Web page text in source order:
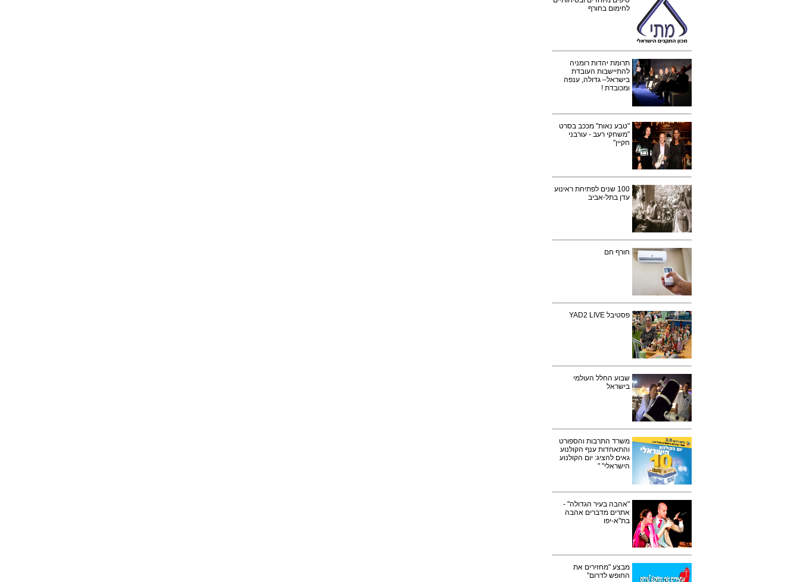
לחימום בחורף
תרומת יהדות רומניה
להתיישבות העובדת
בישראל– גדולה, ענפה
ומכובדת !
"טבע נאות" מככב בסרט
"משחקי רעב - עורבני
חקיין"
100 שנים לפתיחת ראינוע
עדן בתל-אביב
חורף חם
פסטיבל YAD2 LIVE
שבוע החלל העולמי
בישראל
משרד התרבות והספורט
והתאחדות ענף הקולנוע
גאים להציג: יום הקולנוע
הישראלי" "
"אהבה בעיר הגדולה" -
אתרים מדברים אהבה
בת"א-יפו
מבצע "מחזירים את
החופש לדרום"